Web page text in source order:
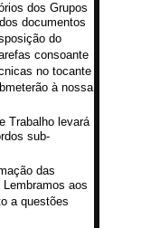
dos Grupos
documentos
do
consoante
no tocante
à nossa
Trabalho levará
sub-
das
aos
a questões